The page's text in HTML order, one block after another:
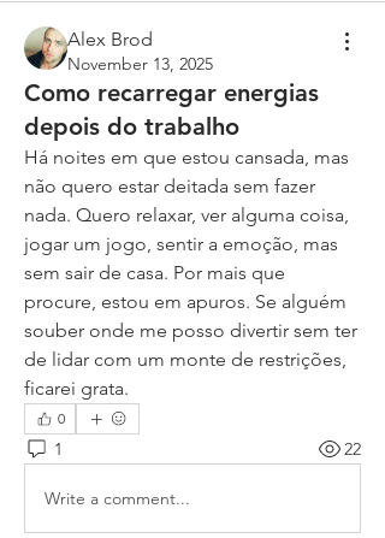
Alex Brod
November 13, 2025
Como recarregar energias
depois do trabalho
Há noites em que estou cansada, mas
não quero estar deitada sem fazer
nada. Quero relaxar, ver alguma coisa,
jogar um jogo, sentir a emoção, mas
sem sair de casa. Por mais que
procure, estou em apuros. Se alguém
souber onde me posso divertir sem ter
de lidar com um monte de restrições,
ficarei grata.
0
1 22
Write a comment...